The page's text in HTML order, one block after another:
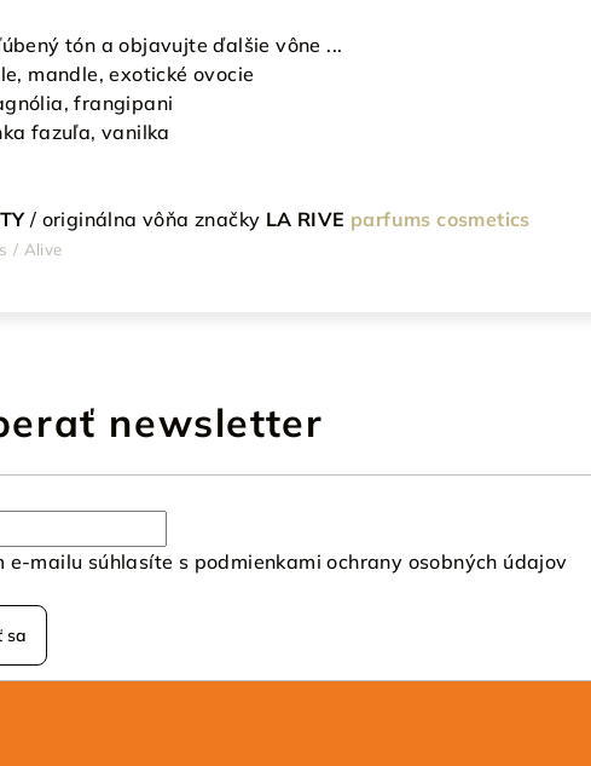
tón a objavujte ďalšie vône ...
mandle, exotické ovocie
frangipani
fazuľa, vanilka
/ originálna vôňa značky LA RIVE parfums cosmetics
/ Alive
newsletter
e-mailu súhlasíte s podmienkami ochrany osobných údajov
sa